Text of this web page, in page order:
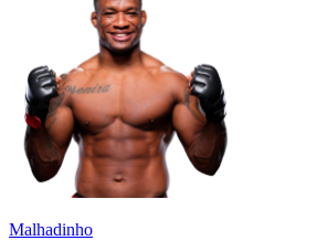
Malhadinho